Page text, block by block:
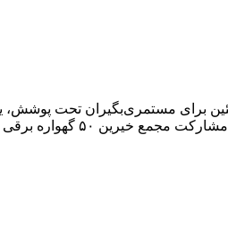
است تا کودکان خوابی راحت را تجربه کنند.